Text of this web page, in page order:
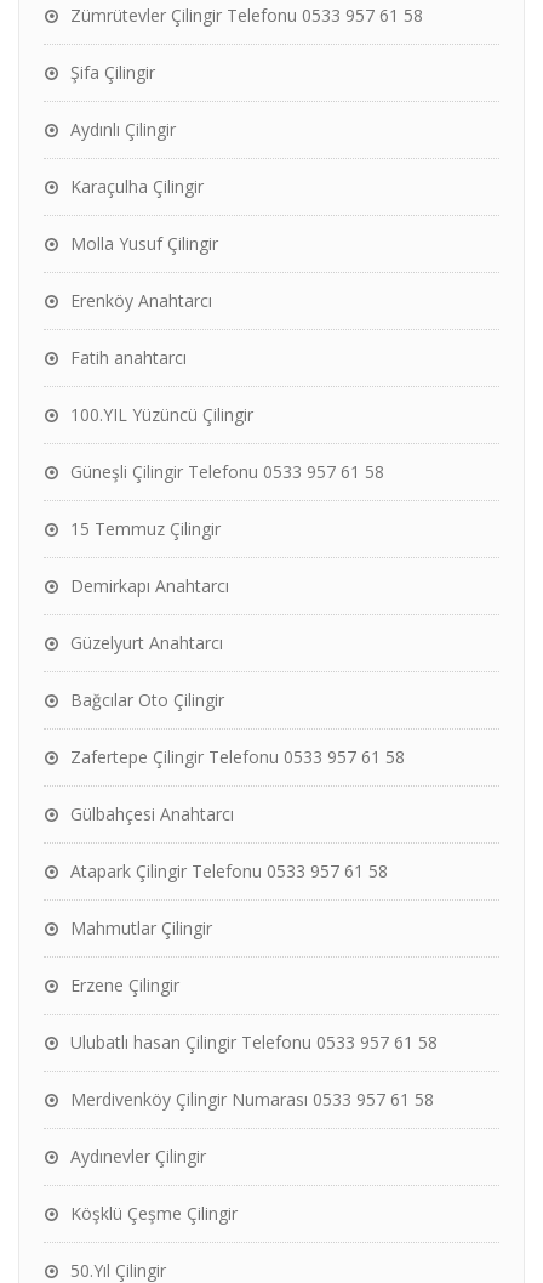
Zümrütevler Çilingir Telefonu 0533 957 61 58
Şifa Çilingir
Aydınlı Çilingir
Karaçulha Çilingir
Molla Yusuf Çilingir
Erenköy Anahtarcı
Fatih anahtarcı
100.YIL Yüzüncü Çilingir
Güneşli Çilingir Telefonu 0533 957 61 58
15 Temmuz Çilingir
Demirkapı Anahtarcı
Güzelyurt Anahtarcı
Bağcılar Oto Çilingir
Zafertepe Çilingir Telefonu 0533 957 61 58
Gülbahçesi Anahtarcı
Atapark Çilingir Telefonu 0533 957 61 58
Mahmutlar Çilingir
Erzene Çilingir
Ulubatlı hasan Çilingir Telefonu 0533 957 61 58
Merdivenköy Çilingir Numarası 0533 957 61 58
Aydınevler Çilingir
Köşklü Çeşme Çilingir
50.Yıl Çilingir